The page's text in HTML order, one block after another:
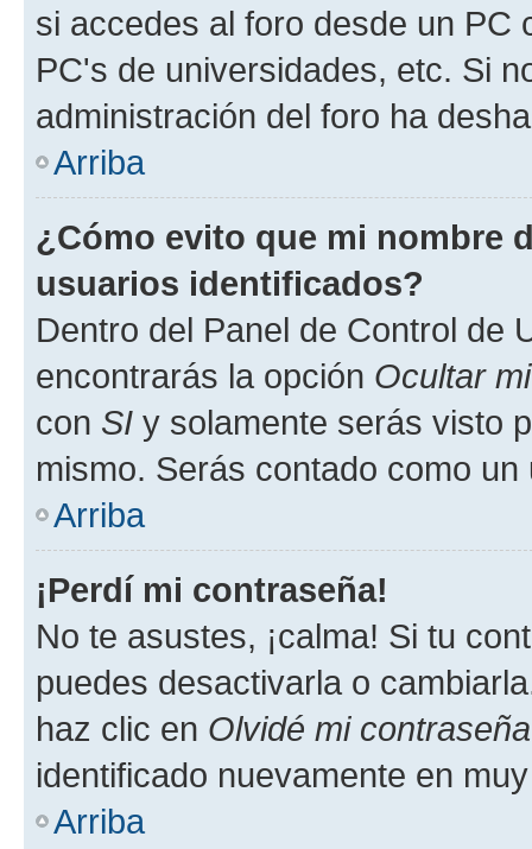
si accedes al foro desde un PC
PC's de universidades, etc. Si
administración del foro ha
Arriba
¿Cómo evito que mi nombre
usuarios identificados?
Dentro del Panel de Control de
encontrarás la opción Ocultar
con SI y solamente serás visto
mismo. Serás contado como un
Arriba
¡Perdí mi contraseña!
No te asustes, ¡calma! Si tu
puedes desactivarla o
haz clic en Olvidé mi contraseña
identificado nuevamente en
Arriba